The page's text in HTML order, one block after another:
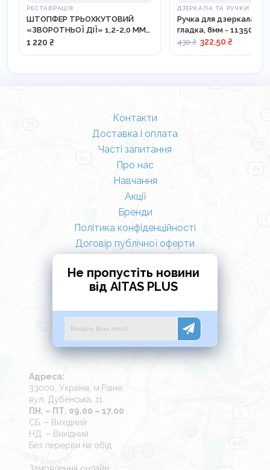
РЕСТАВРАЦІЯ
ШТОПФЕР ТРЬОХКУТОВИЙ
«ЗВОРОТНЬОЇ ДІЇ» 1,2-2,0 ММ
LM 351-381 XSI
1 220 ₴
ДЗЕРКАЛА ТА РУЧКИ
Ручка для дзеркала
гладка, 8мм - 113500
430 ₴ 322,50 ₴
Контакти
Доставка і оплата
Часті запитання
Про нас
Навчання
Акції
Бренди
Політика конфіденційності
Договір публічної оферти
Не пропустіть новини
від AITAS PLUS
Адреса:
33000, Україна, м.Рівне
вул. Дубенська, 11
ПН. – ПТ. 09.00 – 17.00
СБ. – Вихідний
НД. – Вихідний
Без перерви на обід
Замовлення онлайн: